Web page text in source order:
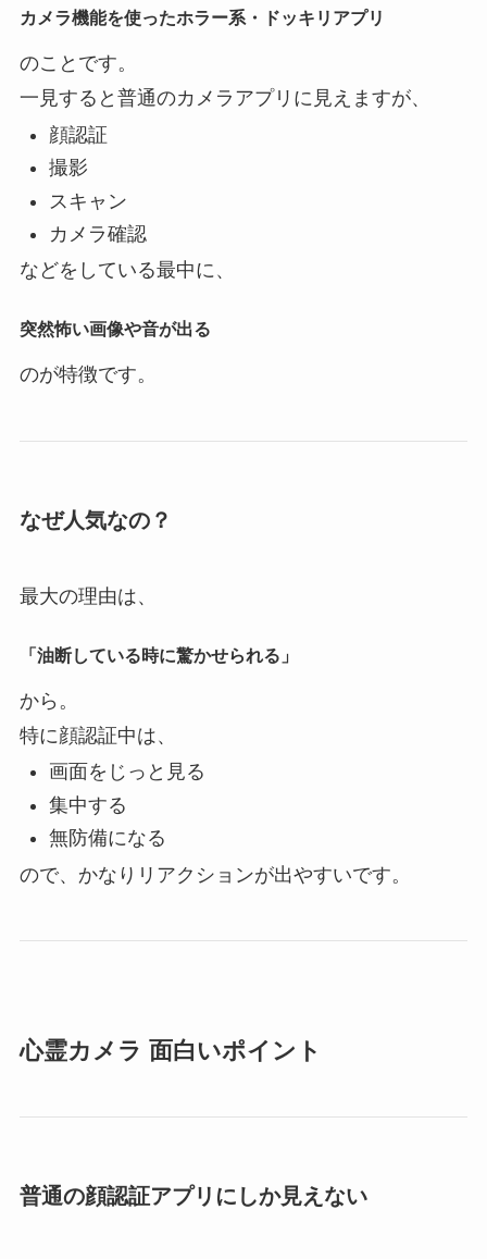
カメラ機能を使ったホラー系・ドッキリアプリ
のことです。
一見すると普通のカメラアプリに見えますが、
顔認証
撮影
スキャン
カメラ確認
などをしている最中に、
突然怖い画像や音が出る
のが特徴です。
なぜ人気なの？
最大の理由は、
「油断している時に驚かせられる」
から。
特に顔認証中は、
画面をじっと見る
集中する
無防備になる
ので、かなりリアクションが出やすいです。
心霊カメラ 面白いポイント
普通の顔認証アプリにしか見えない